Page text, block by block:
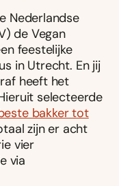
Nederlandse
de Vegan
feestelijke
in Utrecht. En jij
heeft het
selecteerde
bakker tot
zijn er acht
vier
via